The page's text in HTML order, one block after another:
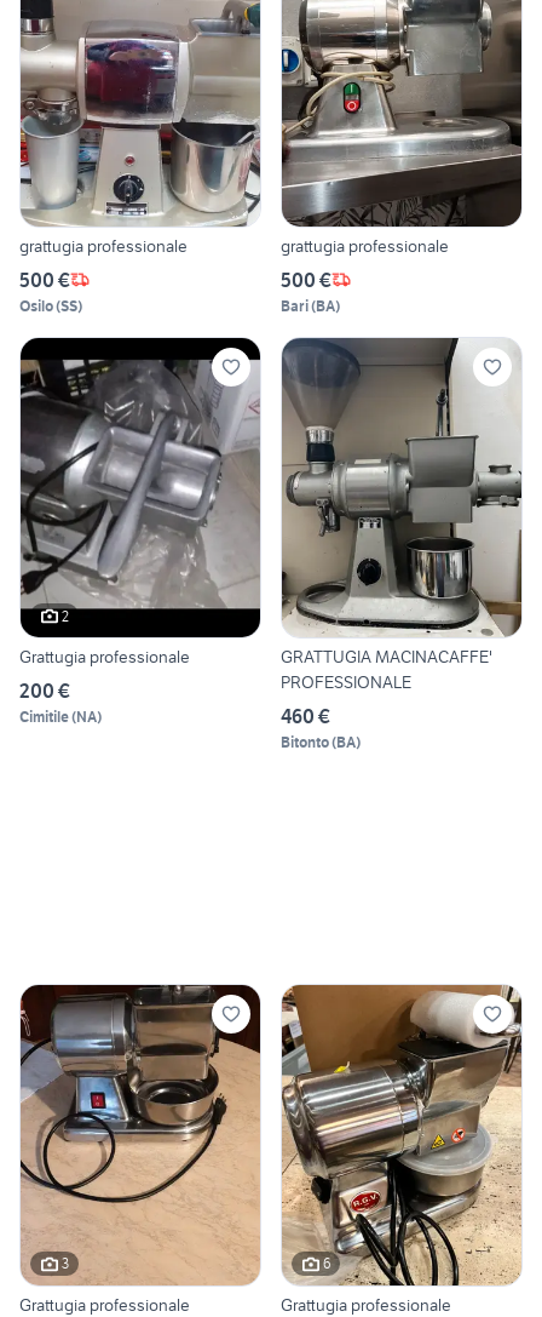
grattugia professionale
500 €
Osilo(SS)
grattugia professionale
500 €
Bari(BA)
2
Grattugia professionale
200 €
Cimitile(NA)
GRATTUGIA MACINACAFFE'
PROFESSIONALE
460 €
Bitonto(BA)
3
Grattugia professionale
6
Grattugia professionale